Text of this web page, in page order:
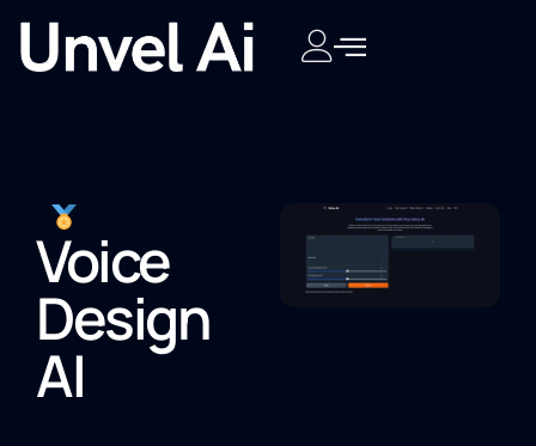
Voice
Design
AI